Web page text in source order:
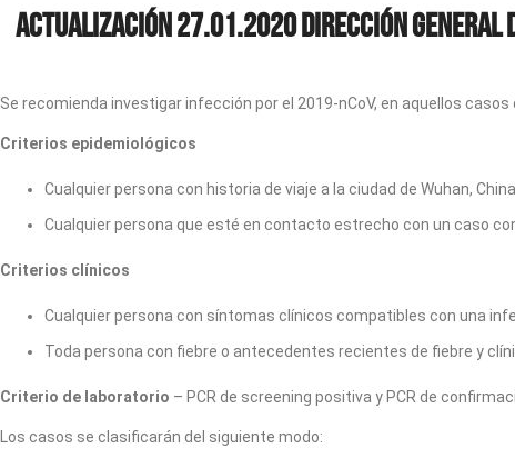
Actualización 27.01.2020 DIRECCIÓN
Se recomienda investigar infección por el 2019-nCoV, en aquellos
Criterios epidemiológicos
Cualquier persona con historia de viaje a la ciudad de Wuhan,
Cualquier persona que esté en contacto estrecho con un caso
Criterios clínicos
Cualquier persona con síntomas clínicos compatibles con una
Toda persona con fiebre o antecedentes recientes de fiebre y
Criterio de laboratorio – PCR de screening positiva y PCR de
Los casos se clasificarán del siguiente modo: